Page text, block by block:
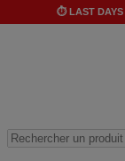
⏱️ LAST DAYS